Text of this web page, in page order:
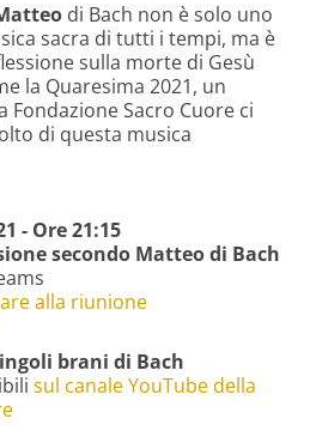
di Bach non è solo uno
sacra di tutti i tempi, ma è
sulla morte di Gesù
la Quaresima 2021, un
Sacro Cuore ci
di questa musica
- Ore 21:15
secondo Matteo di Bach
alla riunione
brani di Bach
sul canale YouTube della